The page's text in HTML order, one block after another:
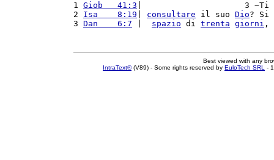
1 Giob   41:3 |                     3 ~Ti
2 Isa    8:19 consultare il suo Dio? Si
3 Dan    6:7 spazio di trenta giorni ,
Best viewed with any
IntraText®(V89) - Some rights reserved by EuloTech SRL -